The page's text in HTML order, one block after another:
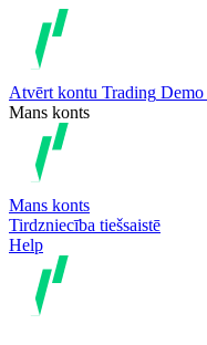
Atvērt kontu Trading Demo
Mans konts
Mans konts
Tirdzniecība tiešsaistē
Help